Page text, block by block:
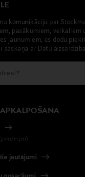
komunikāciju par
pasākumiem, veikaliem
jaunumiem, es dodu
saskaņā ar Datu
mpm)
jautājumi